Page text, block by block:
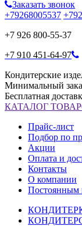
Заказать звонок
+79268005537
+7 926 800-55-37
+7 910 451-64-97
Кондитерские
Минимальный
Бесплатная
КАТАЛОГ
Прайс-лист
Подбор по
Акции
Оплата и
Контакты
О компании
Постоянным